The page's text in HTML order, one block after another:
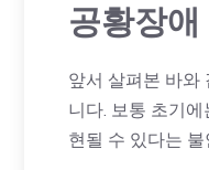
공황장
앞서 살펴본 바와
니다. 보통 초기
현될 수 있다는